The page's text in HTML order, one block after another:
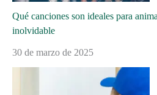
Qué canciones son ideales para
inolvidable
30 de marzo de 2025